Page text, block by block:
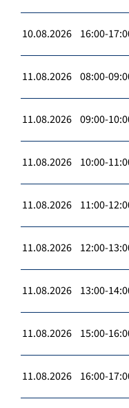
10.08.2026 16:00-
11.08.2026 08:00-
11.08.2026 09:00-
11.08.2026 10:00-
11.08.2026 11:00-
11.08.2026 12:00-
11.08.2026 13:00-
11.08.2026 15:00-
11.08.2026 16:00-